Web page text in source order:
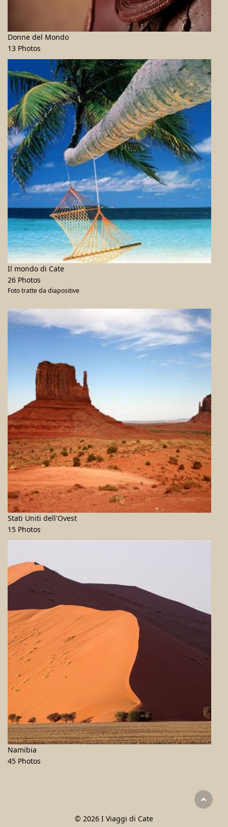
Donne del Mondo
13 Photos
Il mondo di Cate
26 Photos
Foto tratte da diapositive
Stati Uniti dell'Ovest
15 Photos
Namibia
45 Photos
© 2026 I Viaggi di Cate